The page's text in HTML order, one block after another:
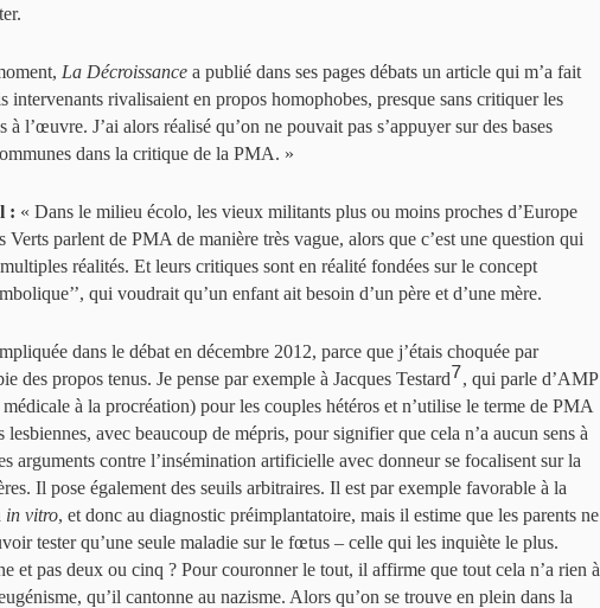
La Décroissance a publié dans ses pages débats un article qui m’a fait
intervenants rivalisaient en propos homophobes, presque sans critiquer les
à l’œuvre. J’ai alors réalisé qu’on ne pouvait pas s’appuyer sur des bases
dans la critique de la PMA. »
: « Dans le milieu écolo, les vieux militants plus ou moins proches d’Europe
Verts parlent de PMA de manière très vague, alors que c’est une question qui
réalités. Et leurs critiques sont en réalité fondées sur le concept
qui voudrait qu’un enfant ait besoin d’un père et d’une mère.
dans le débat en décembre 2012, parce que j’étais choquée par
des propos tenus. Je pense par exemple à Jacques Testard7, qui parle d’AMP
à la procréation) pour les couples hétéros et n’utilise le terme de PMA
lesbiennes, avec beaucoup de mépris, pour signifier que cela n’a aucun sens à
arguments contre l’insémination artificielle avec donneur se focalisent sur la
Il pose également des seuils arbitraires. Il est par exemple favorable à la
in vitro, et donc au diagnostic préimplantatoire, mais il estime que les parents ne
tester qu’une seule maladie sur le fœtus – celle qui les inquiète le plus.
et pas deux ou cinq ? Pour couronner le tout, il affirme que tout cela n’a rien à
qu’il cantonne au nazisme. Alors qu’on se trouve en plein dans la